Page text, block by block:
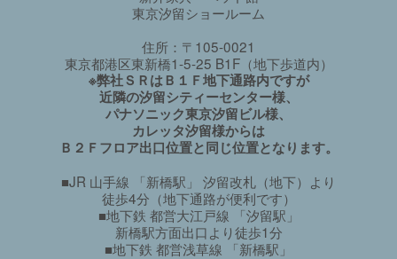
東京汐留ショールーム
住所：〒105-0021
東京都港区東新橋1-5-25 B1F（地下歩道内）
※弊社ＳＲはＢ１Ｆ地下通路内ですが
近隣の汐留シティーセンター様、
パナソニック東京汐留ビル様、
カレッタ汐留様からは
Ｂ２Ｆフロア出口位置と同じ位置となります。
■JR 山手線 「新橋駅」 汐留改札（地下）より
徒歩4分（地下通路が便利です）
■地下鉄 都営大江戸線 「汐留駅」
新橋駅方面出口より徒歩1分
■地下鉄 都営浅草線 「新橋駅」